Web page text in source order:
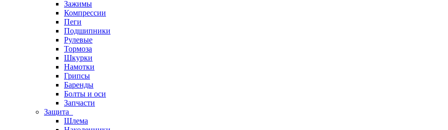
Зажимы
Компрессии
Пеги
Подшипники
Рулевые
Тормоза
Шкурки
Намотки
Грипсы
Баренды
Болты и оси
Запчасти
Защита
Шлема